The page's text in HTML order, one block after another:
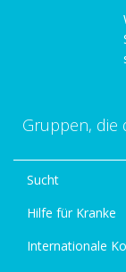
Gruppen,
Sucht
Hilfe für Kranke
Internationale